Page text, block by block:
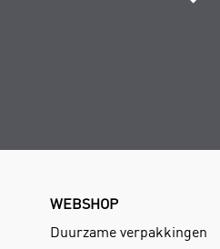
WEBSHOP
Duurzame verpakkingen